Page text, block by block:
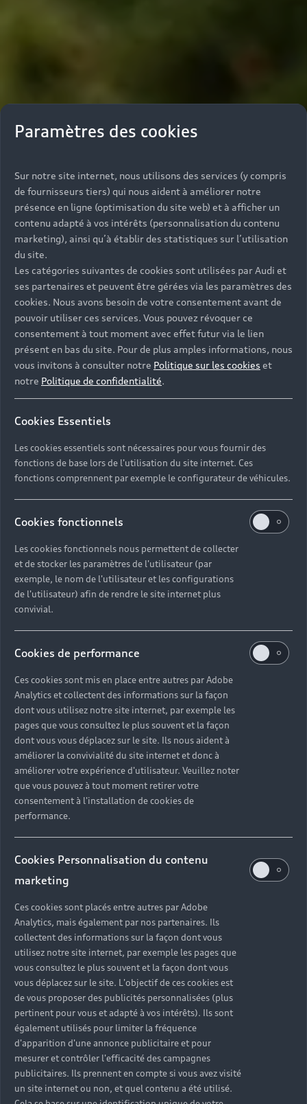
Paramètres des cookies
Sur notre site internet, nous utilisons des services (y compris
de fournisseurs tiers) qui nous aident à améliorer notre
présence en ligne (optimisation du site web) et à afficher un
contenu adapté à vos intérêts (personnalisation du contenu
marketing), ainsi qu’à établir des statistiques sur l’utilisation
du site.
Les catégories suivantes de cookies sont utilisées par Audi et
ses partenaires et peuvent être gérées via les paramètres des
cookies. Nous avons besoin de votre consentement avant de
pouvoir utiliser ces services. Vous pouvez révoquer ce
consentement à tout moment avec effet futur via le lien
présent en bas du site. Pour de plus amples informations, nous
vous invitons à consulter notre Politique sur les cookies et
notre Politique de confidentialité.
Cookies Essentiels
Les cookies essentiels sont nécessaires pour vous fournir des
fonctions de base lors de l'utilisation du site internet. Ces
fonctions comprennent par exemple le configurateur de véhicules.
Cookies fonctionnels
Les cookies fonctionnels nous permettent de collecter
et de stocker les paramètres de l'utilisateur (par
exemple, le nom de l'utilisateur et les configurations
de l'utilisateur) afin de rendre le site internet plus
convivial.
Cookies de performance
Ces cookies sont mis en place entre autres par Adobe
Analytics et collectent des informations sur la façon
dont vous utilisez notre site internet, par exemple les
pages que vous consultez le plus souvent et la façon
dont vous vous déplacez sur le site. Ils nous aident à
améliorer la convivialité du site internet et donc à
améliorer votre expérience d'utilisateur. Veuillez noter
que vous pouvez à tout moment retirer votre
consentement à l'installation de cookies de
performance.
Cookies Personnalisation du contenu
marketing
Ces cookies sont placés entre autres par Adobe
Analytics, mais également par nos partenaires. Ils
collectent des informations sur la façon dont vous
utilisez notre site internet, par exemple les pages que
vous consultez le plus souvent et la façon dont vous
vous déplacez sur le site. L'objectif de ces cookies est
de vous proposer des publicités personnalisées (plus
pertinent pour vous et adapté à vos intérêts). Ils sont
également utilisés pour limiter la fréquence
d'apparition d'une annonce publicitaire et pour
mesurer et contrôler l'efficacité des campagnes
publicitaires. Ils prennent en compte si vous avez visité
un site internet ou non, et quel contenu a été utilisé.